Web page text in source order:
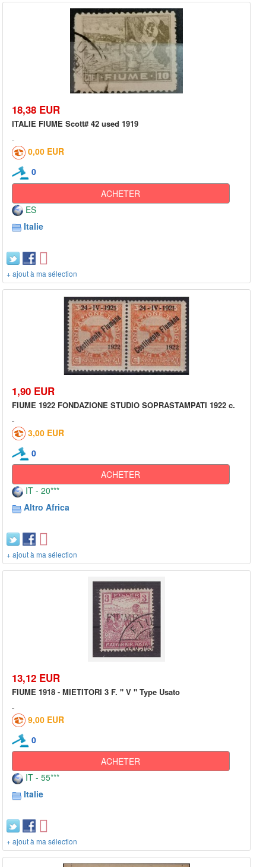
18,38 EUR
ITALIE FIUME Scott# 42 used 1919
0,00 EUR
0
ACHETER
ES
Italie
+ ajout à ma sélection
1,90 EUR
FIUME 1922 FONDAZIONE STUDIO SOPRASTAMPATI 1922 c.
3,00 EUR
0
ACHETER
IT - 20***
Altro Africa
+ ajout à ma sélection
13,12 EUR
FIUME 1918 - MIETITORI 3 F. " V " Type Usato
9,00 EUR
0
ACHETER
IT - 55***
Italie
+ ajout à ma sélection